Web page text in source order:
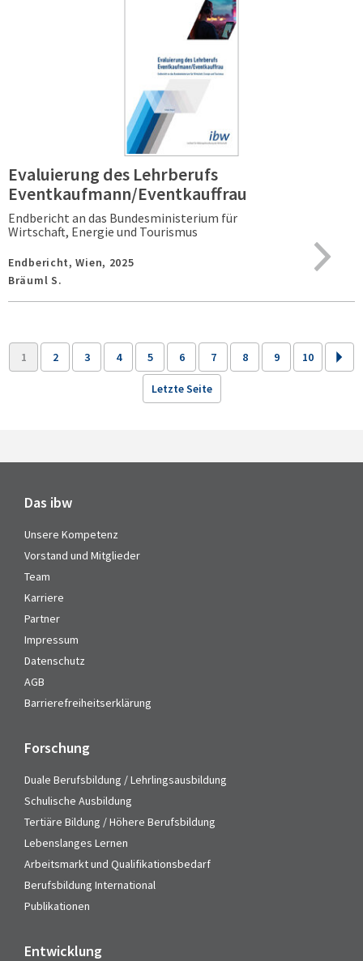
Evaluierung des Lehrberufs
Eventkaufmann/Eventkauffrau
Endbericht an das Bundesministerium für
Wirtschaft, Energie und Tourismus
Endbericht,Wien, 2025
Bräuml S.
1 2 3 4 5 6 7 8 9 10
Letzte Seite
Das ibw
Unsere Kompetenz
Vorstand und Mitglieder
Team
Karriere
Partner
Impressum
Datenschutz
AGB
Barrierefreiheitserklärung
Forschung
Duale Berufsbildung / Lehrlingsausbildung
Schulische Ausbildung
Tertiäre Bildung / Höhere Berufsbildung
Lebenslanges Lernen
Arbeitsmarkt und Qualifikationsbedarf
Berufsbildung International
Publikationen
Entwicklung